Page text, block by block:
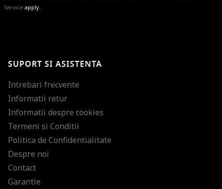
Service apply.
ultimele tendinte in moda!
SUPORT SI ASISTENTA
Intrebari frecvente
Informatii retur
Informatii despre cookies
Termeni si Conditii
Politica de Confidentialitate
Despre noi
Contact
Garantie